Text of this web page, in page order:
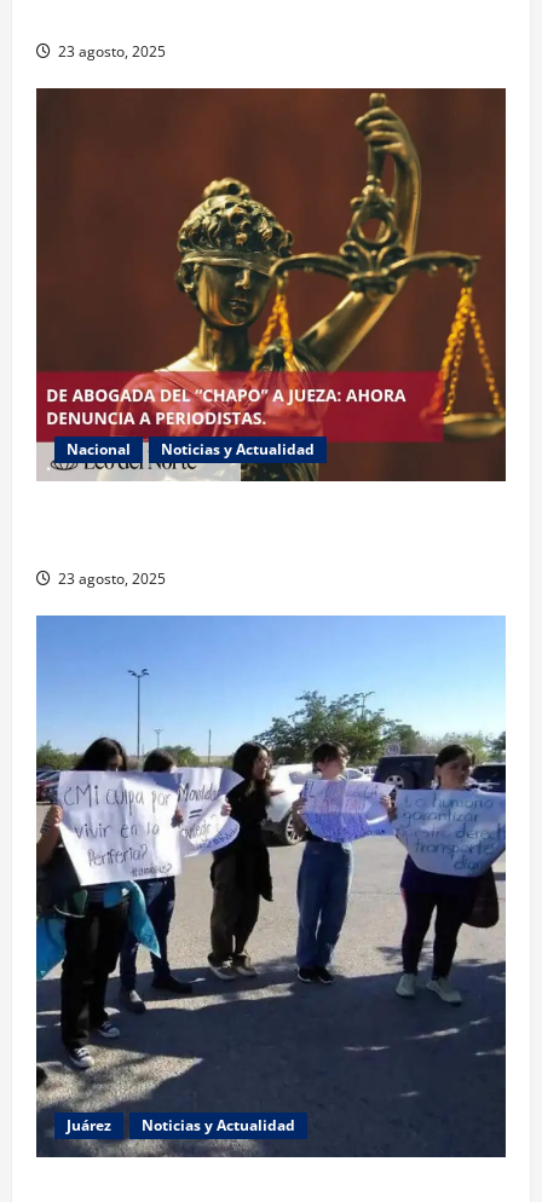
23 agosto, 2025
Nacional Noticias y Actualidad
23 agosto, 2025
Juárez Noticias y Actualidad